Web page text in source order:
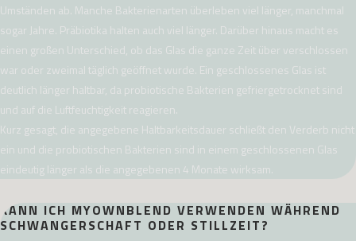
Umständen ab. Manche Bakterienarten überleben viel länger, manchmal
sogar Jahre. Präbiotika halten auch viel länger. Darüber hinaus macht es
einen großen Unterschied, ob das Glas die ganze Zeit über verschlossen
war oder zweimal täglich geöffnet wurde. Ein geschlossenes Glas ist
deutlich länger haltbar, da probiotische Bakterien gefriergetrocknet sind
und auf die Luftfeuchtigkeit reagieren.
Kurz gesagt, die angegebene Haltbarkeitsdauer schließt den Verderb nicht
ein und die probiotischen Bakterien sind in einem geschlossenen Glas
eindeutig länger als die angegebenen 4 Monate wirksam.
KANN ICH MYOWNBLEND VERWENDEN WÄHREND
SCHWANGERSCHAFT ODER STILLZEIT?